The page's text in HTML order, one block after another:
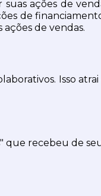
ações de
de
de vendas.
Isso
recebeu de